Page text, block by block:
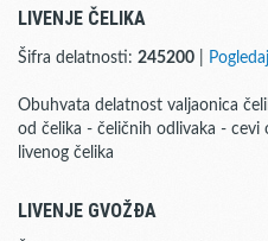
LIVENJE ČELIKA
Šifra delatnosti: 245200
Obuhvata delatnost valjaonica
od čelika - čeličnih odlivaka - cevi
livenog čelika
LIVENJE GVOŽĐA